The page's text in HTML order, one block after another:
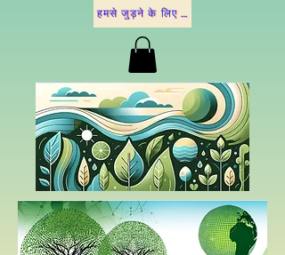
हमसे जुड़ने के लिए नीचे दिए गए विकल्पों में